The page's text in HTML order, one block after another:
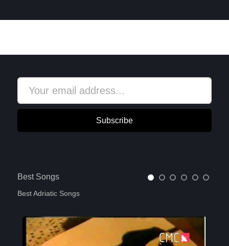
Subscribe
Best Songs
Best Adriatic Songs